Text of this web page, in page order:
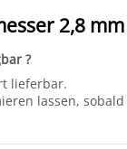
2,8
?
lieferbar.
lassen,